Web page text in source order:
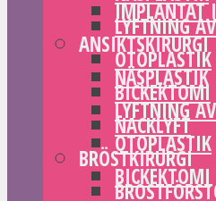
LYFTNING
OTOPLASTIK
BICKEKTOMI
NACKLYFT
BRÖSTKIRURGI
IMPLANTAT
ANSIKTSKIRURGI
NÄSPLASTIK
LYFTNING
OTOPLASTIK
BICKEKTOMI